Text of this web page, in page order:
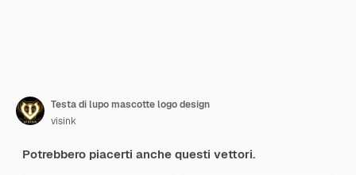
Testa di lupo mascotte logo design
visink
Potrebbero piacerti anche questi vettori.